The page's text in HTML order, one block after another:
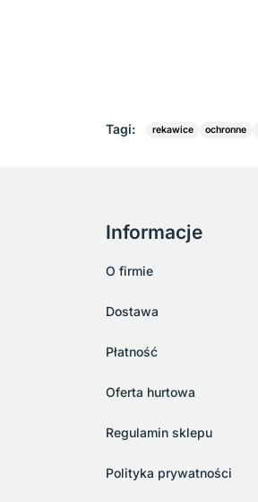
Tagi: rekawice ochronne
Informacje
O firmie
Dostawa
Płatność
Oferta hurtowa
Regulamin sklepu
Polityka prywatności